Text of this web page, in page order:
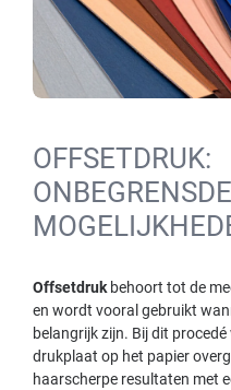
OFFSETDRUK:
ONBEGRENSDE
Offsetdrukbehoort tot de
en wordt vooral gebruikt
belangrijk zijn. Bij dit
drukplaat op het papier
haarscherpe resultaten met